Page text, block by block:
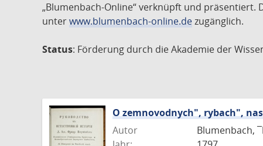
„Blumenbach-Online“ verknüpft und präsentiert.
unterwww.blumenbach-online.dezugänglich.
Status: Förderung durch die Akademie der
O zemnovodnych", rybach",
Autor
Blumenbach,